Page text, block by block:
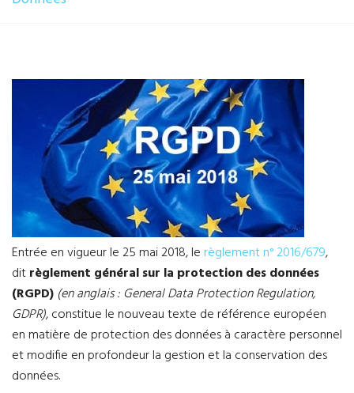
Entrée en vigueur le 25 mai 2018, le règlement n° 2016/679,
ditrèglement général sur la protection des données
(RGPD) (en anglais : General Data Protection Regulation,
GDPR), constitue le nouveau texte de référence européen
en matière de protection des données à caractère personnel
et modifie en profondeur la gestion et la conservation des
données.